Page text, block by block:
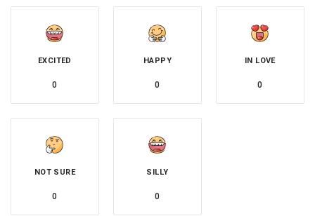
EXCITED
0
HAPPY
0
IN LOVE
0
NOT SURE
0
SILLY
0